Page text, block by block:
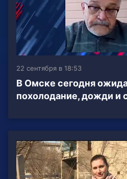
22 сентября в 18:53
В Омске сегодня
похолодание, дожди и